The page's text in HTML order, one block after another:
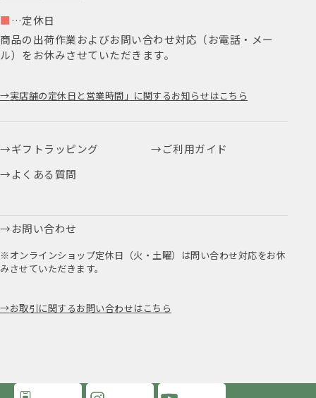
■ …定休日
商品の出荷作業およびお問い合わせ対応（お電話・メー
ル）をお休みさせていただきます。
実店舗の定休日と営業時間」に関するお知らせはこちら
ギフトラッピング
ご利用ガイド
よくある質問
お問い合わせ
※オンラインショップ定休日（火・土曜）は問い合わせ対応をお休
みさせていただきます。
お取引に関するお問い合わせはこちら